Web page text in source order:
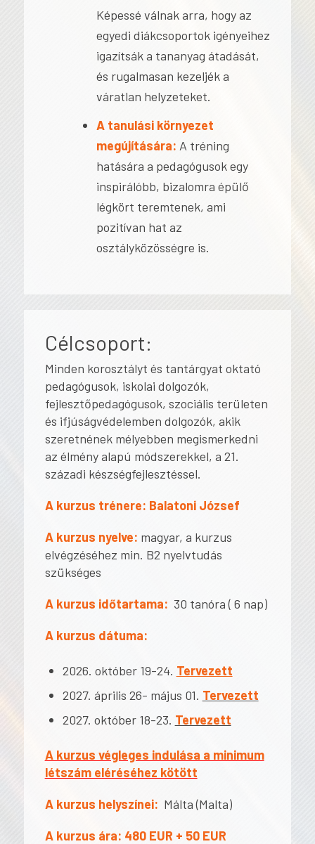
Képessé válnak arra, hogy az
egyedi diákcsoportok igényeihez
igazítsák a tananyag átadását,
és rugalmasan kezeljék a
váratlan helyzeteket.
A tanulási környezet
megújítására: A tréning
hatására a pedagógusok egy
inspirálóbb, bizalomra épülő
légkört teremtenek, ami
pozitívan hat az
osztályközösségre is.
Célcsoport:
Minden korosztályt és tantárgyat oktató
pedagógusok, iskolai dolgozók,
fejlesztőpedagógusok, szociális területen
és ifjúságvédelemben dolgozók, akik
szeretnének mélyebben megismerkedni
az élmény alapú módszerekkel, a 21.
századi készségfejlesztéssel.
A kurzus trénere: Balatoni József
A kurzus nyelve: magyar, a kurzus
elvégzéséhez min. B2 nyelvtudás
szükséges
A kurzus időtartama: 30 tanóra ( 6 nap)
A kurzus dátuma:
2026. október 19-24. Tervezett
2027. április 26- május 01. Tervezett
2027. október 18-23. Tervezett
A kurzus végleges indulása a minimum
létszám eléréséhez kötött
A kurzus helyszínei: Málta (Malta)
A kurzus ára: 480 EUR + 50 EUR